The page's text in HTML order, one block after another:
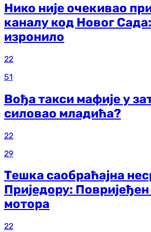
Нико није очекивао
каналу код Новог
изронило
22
51
Вођа такси мафије у
силовао младића?
22
29
Тешка саобраћајна
Приједору:
мотора
22